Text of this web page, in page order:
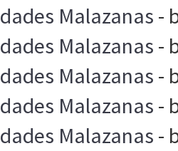
Malazanas -
Malazanas -
Malazanas -
Malazanas -
Malazanas -